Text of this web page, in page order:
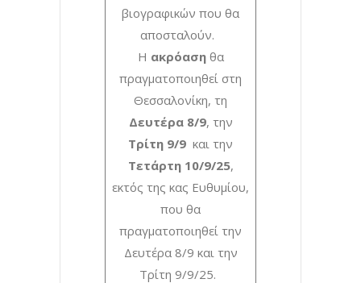
βιογραφικών που θα
αποσταλούν.
Η ακρόασηθα
πραγματοποιηθεί στη
Θεσσαλονίκη, τη
Δευτέρα 8/9, την
Τρίτη 9/9 και την
Τετάρτη 10/9/25,
εκτός της κας Ευθυμίου,
που θα
πραγματοποιηθεί την
Δευτέρα 8/9 και την
Τρίτη 9/9/25.